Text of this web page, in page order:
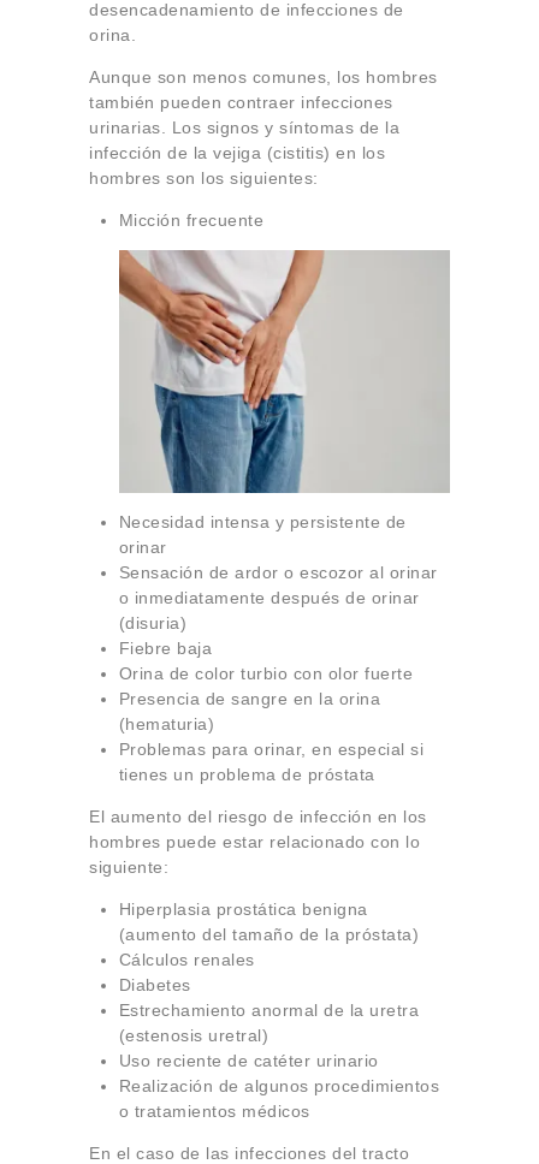
desencadenamiento de infecciones de
orina.
Aunque son menos comunes, los hombres
también pueden contraer infecciones
urinarias. Los signos y síntomas de la
infección de la vejiga (cistitis) en los
hombres son los siguientes:
Micción frecuente
Necesidad intensa y persistente de
orinar
Sensación de ardor o escozor al orinar
o inmediatamente después de orinar
(disuria)
Fiebre baja
Orina de color turbio con olor fuerte
Presencia de sangre en la orina
(hematuria)
Problemas para orinar, en especial si
tienes un problema de próstata
El aumento del riesgo de infección en los
hombres puede estar relacionado con lo
siguiente:
Hiperplasia prostática benigna
(aumento del tamaño de la próstata)
Cálculos renales
Diabetes
Estrechamiento anormal de la uretra
(estenosis uretral)
Uso reciente de catéter urinario
Realización de algunos procedimientos
o tratamientos médicos
En el caso de las infecciones del tracto